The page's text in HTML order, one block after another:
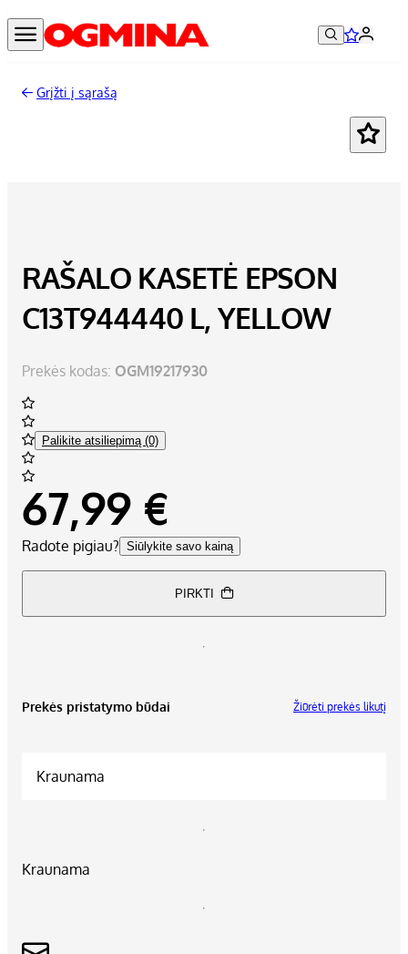
Grįžti į sąrašą
RAŠALO KASETĖ EPSON
C13T944440 L, YELLOW
Prekės kodas: OGM19217930
Palikite atsiliepimą (0)
67,99 €
Radote pigiau? Siūlykite savo kainą
PIRKTI
Prekės pristatymo būdai Žiūrėti prekės likutį
Kraunama
Kraunama